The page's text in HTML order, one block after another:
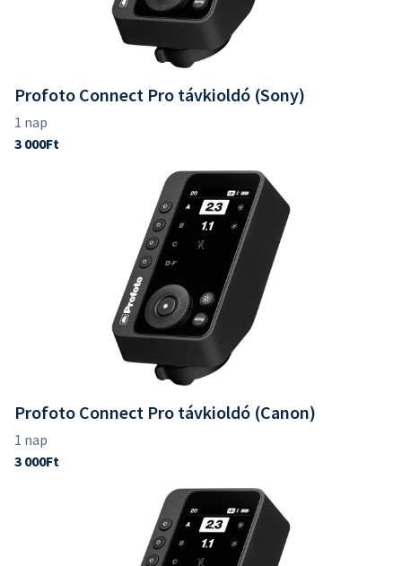
Profoto Connect Pro távkioldó (Sony)
Profoto Connect Pro távkioldó (Canon)